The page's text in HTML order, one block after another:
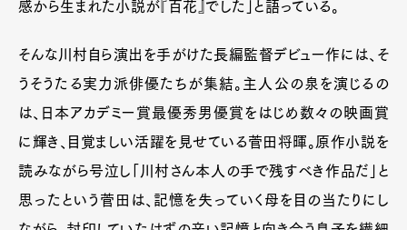
感から生まれた小説が『百花』でした」と語っている。
そんな川村自ら演出を手がけた長編監督デビュー作には、そ
うそうたる実力派俳優たちが集結。主人公の泉を演じるの
は、日本アカデミー賞最優秀男優賞をはじめ数々の映画賞
に輝き、目覚ましい活躍を見せている菅田将暉。原作小説を
読みながら号泣し「川村さん本人の手で残すべき作品だ」と
思ったという菅田は、記憶を失っていく母を目の当たりにし